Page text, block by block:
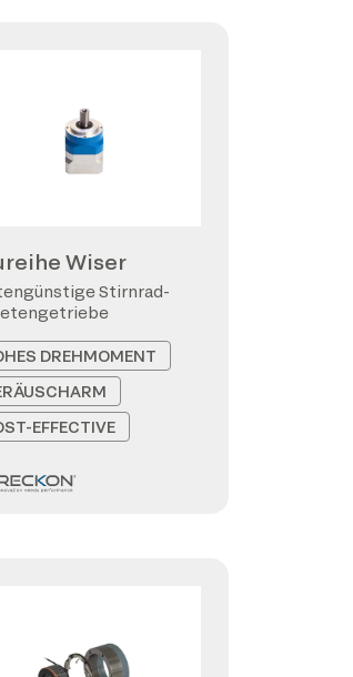
Wiser
Stirnrad-
DREHMOMENT
EFFECTIVE